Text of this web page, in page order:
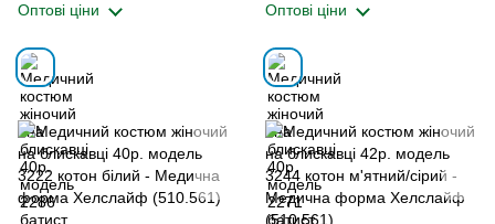
Оптові ціни Оптові ціни